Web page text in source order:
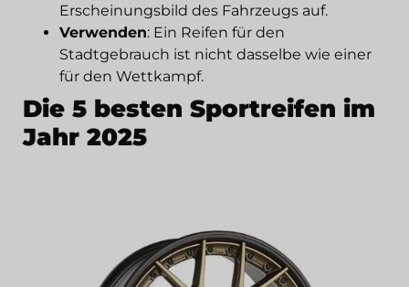
Erscheinungsbild des Fahrzeugs auf.
Verwenden: Ein Reifen für den
Stadtgebrauch ist nicht dasselbe wie einer
für den Wettkampf.
Die 5 besten Sportreifen im
Jahr 2025